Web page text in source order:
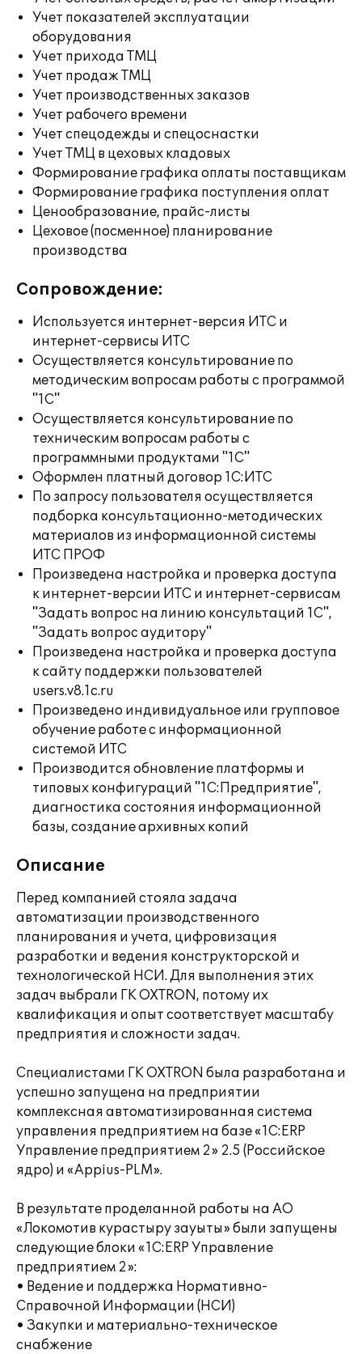
Учет показателей эксплуатации
оборудования
Учет прихода ТМЦ
Учет продаж ТМЦ
Учет производственных заказов
Учет рабочего времени
Учет спецодежды и спецоснастки
Учет ТМЦ в цеховых кладовых
Формирование графика оплаты поставщикам
Формирование графика поступления оплат
Ценообразование, прайс-листы
Цеховое (посменное) планирование
производства
Сопровождение:
Используется интернет-версия ИТС и
интернет-сервисы ИТС
Осуществляется консультирование по
методическим вопросам работы с программой
"1С"
Осуществляется консультирование по
техническим вопросам работы с
программными продуктами "1С"
Оформлен платный договор 1С:ИТС
По запросу пользователя осуществляется
подборка консультационно-методических
материалов из информационной системы
ИТС ПРОФ
Произведена настройка и проверка доступа
к интернет-версии ИТС и интернет-сервисам
"Задать вопрос на линию консультаций 1С",
"Задать вопрос аудитору"
Произведена настройка и проверка доступа
к сайту поддержки пользователей
users.v8.1c.ru
Произведено индивидуальное или групповое
обучение работе с информационной
системой ИТС
Производится обновление платформы и
типовых конфигураций "1С:Предприятие",
диагностика состояния информационной
базы, создание архивных копий
Описание
Перед компанией стояла задача
автоматизации производственного
планирования и учета, цифровизация
разработки и ведения конструкторской и
технологической НСИ. Для выполнения этих
задач выбрали ГК OXTRON, потому их
квалификация и опыт соответствует масштабу
предприятия и сложности задач.
Специалистами ГК OXTRON была разработана и
успешно запущена на предприятии
комплексная автоматизированная система
управления предприятием на базе «1С:ERP
Управление предприятием 2» 2.5 (Российское
ядро) и «Appius-PLM».
В результате проделанной работы на АО
«Локомотив курастыру зауыты» были запущены
следующие блоки «1С:ERP Управление
предприятием 2»:
• Ведение и поддержка Нормативно-
Справочной Информации (НСИ)
• Закупки и материально-техническое
снабжение